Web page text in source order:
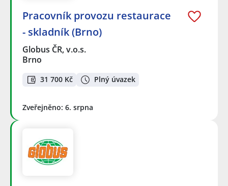
Pracovník provozu restaurace
- skladník (Brno)
Globus ČR, v.o.s.
Brno
31 700 Kč Plný úvazek
Zveřejněno: 6. srpna